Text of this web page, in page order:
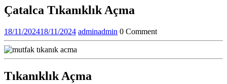
Çatalca Tıkanıklık Açma
18/11/202418/11/2024 adminadmin 0 Comment
Tıkanıklık Açma